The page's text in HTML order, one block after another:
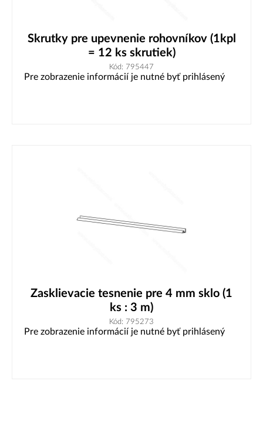
Skrutky pre upevnenie rohovníkov (1kpl
= 12 ks skrutiek)
Kód: 795447
Pre zobrazenie informácií je nutné byť prihlásený
Zasklievacie tesnenie pre 4 mm sklo (1
ks : 3 m)
Kód: 795273
Pre zobrazenie informácií je nutné byť prihlásený